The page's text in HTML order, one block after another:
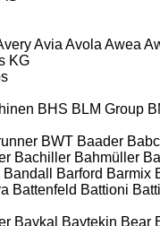
Avia Avola Awea
KG
BHS BLM Group
BWT Baader
Bachiller Bahmüller
Bandall Barford Barmix
Battenfeld Battioni
Baykal Baytekin Bear